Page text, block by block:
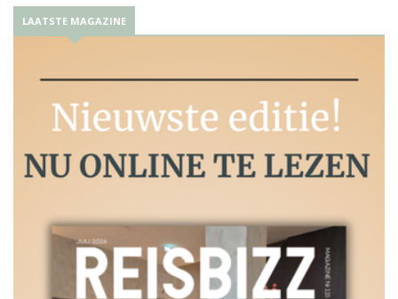
LAATSTE MAGAZINE